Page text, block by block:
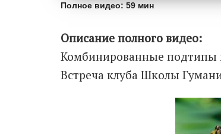
Полное видео: 59 мин
Описание полного видео:
Комбинированные подтипы
Встреча клуба Школы